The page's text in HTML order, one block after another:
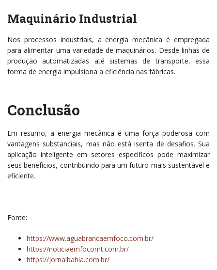
Maquinário Industrial
Nos processos industriais, a energia mecânica é empregada
para alimentar uma variedade de maquinários. Desde linhas de
produção automatizadas até sistemas de transporte, essa
forma de energia impulsiona a eficiência nas fábricas.
Conclusão
Em resumo, a energia mecânica é uma força poderosa com
vantagens substanciais, mas não está isenta de desafios. Sua
aplicação inteligente em setores específicos pode maximizar
seus benefícios, contribuindo para um futuro mais sustentável e
eficiente.
Fonte:
https://www.aguabrancaemfoco.com.br/
https://noticiaemfocomt.com.br/
https://jornalbahia.com.br/